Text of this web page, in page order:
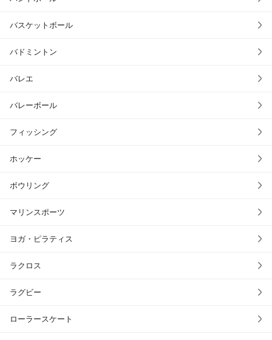
バスケットボール
バドミントン
バレエ
バレーボール
フィッシング
ホッケー
ボウリング
マリンスポーツ
ヨガ・ピラティス
ラクロス
ラグビー
ローラースケート